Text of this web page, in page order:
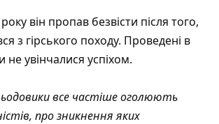
він пропав безвісти після того,
з гірського походу. Проведені в
увінчалися успіхом.
все частіше оголюють
про зникнення яких